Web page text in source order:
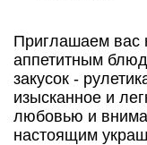
Приглашаем вас
аппетитным
закусок -
изысканное и
любовью и
настоящим